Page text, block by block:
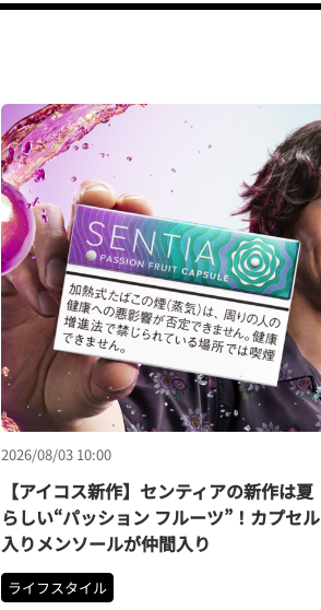
2026/08/03 10:00
【アイコス新作】センティアの新作は夏
らしい“パッション フルーツ”！カプセル
入りメンソールが仲間入り
ライフスタイル